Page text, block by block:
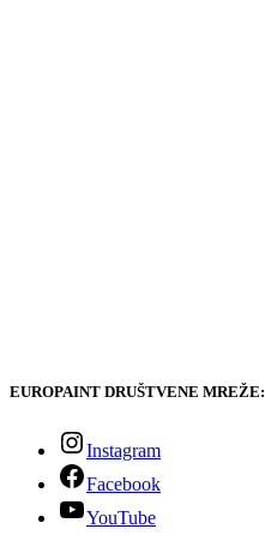
EUROPAINT DRUŠTVENE MREŽE:
Instagram
Facebook
YouTube